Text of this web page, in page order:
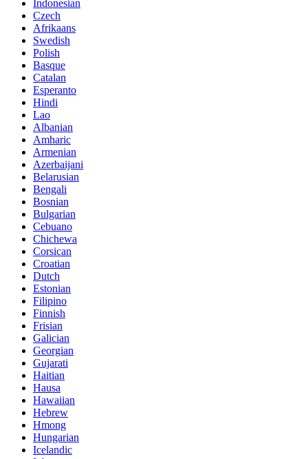
Indonesian
Czech
Afrikaans
Swedish
Polish
Basque
Catalan
Esperanto
Hindi
Lao
Albanian
Amharic
Armenian
Azerbaijani
Belarusian
Bengali
Bosnian
Bulgarian
Cebuano
Chichewa
Corsican
Croatian
Dutch
Estonian
Filipino
Finnish
Frisian
Galician
Georgian
Gujarati
Haitian
Hausa
Hawaiian
Hebrew
Hmong
Hungarian
Icelandic